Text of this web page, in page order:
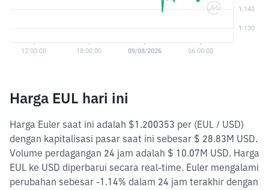
Harga EUL hari ini
Harga Euler saat ini adalah $1.200353 per (EUL / USD)
dengan kapitalisasi pasar saat ini sebesar $ 28.83M USD.
Volume perdagangan 24 jam adalah $ 10.07M USD. Harga
EUL ke USD diperbarui secara real-time. Euler mengalami
perubahan sebesar -1.14% dalam 24 jam terakhir dengan